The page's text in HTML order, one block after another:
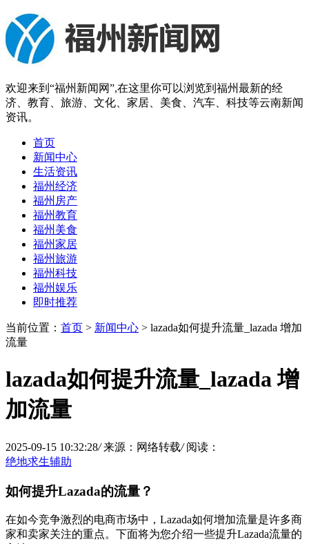
欢迎来到“福州新闻网”,在这里你可以浏览到福州最新的经
济、教育、旅游、文化、家居、美食、汽车、科技等云南新闻
资讯。
首页
新闻中心
生活资讯
福州经济
福州房产
福州教育
福州美食
福州家居
福州旅游
福州科技
福州娱乐
即时推荐
当前位置： 首页 > 新闻中心 > lazada如何提升流量_lazada 增加
流量
lazada如何提升流量_lazada 增
加流量
2025-09-15 10:32:28/ 来源：网络转载/ 阅读：
绝地求生辅助
如何提升Lazada的流量？
在如今竞争激烈的电商市场中，Lazada如何增加流量是许多商
家和卖家关注的重点。下面将为您介绍一些提升Lazada流量的